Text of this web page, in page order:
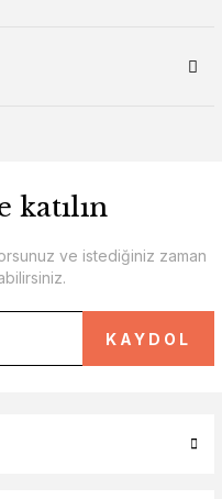
katılın
ve istediğiniz zaman
KAYDOL